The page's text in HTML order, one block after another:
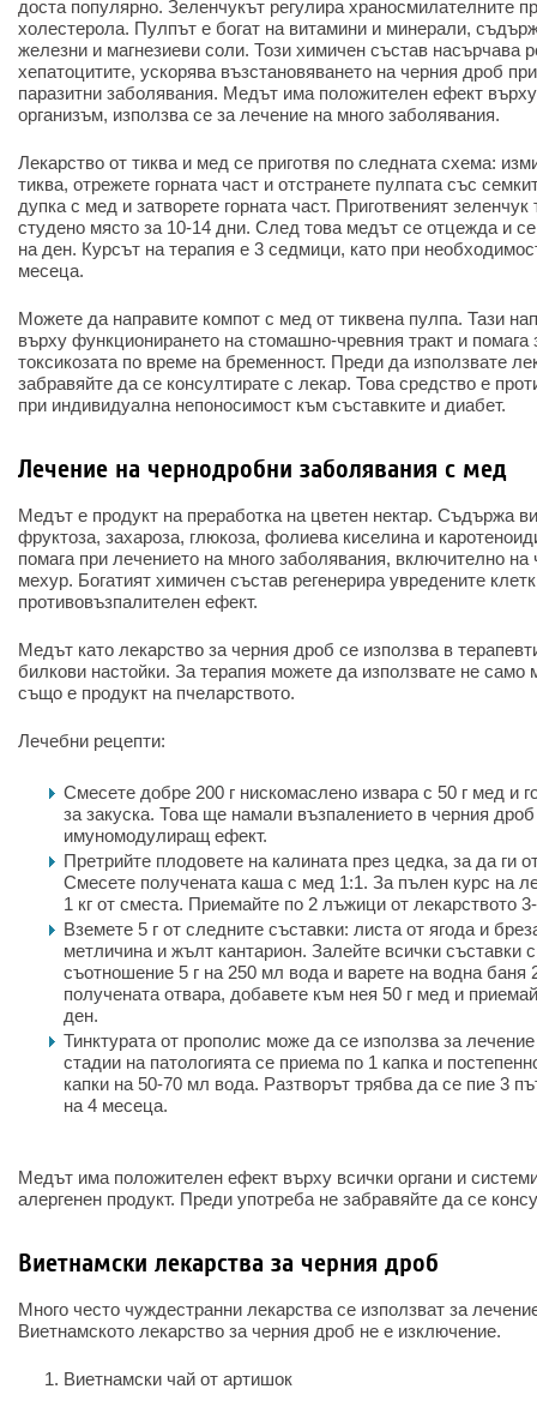
доста популярно. Зеленчукът регулира храносмилателните
холестерола. Пулпът е богат на витамини и минерали,
железни и магнезиеви соли. Този химичен състав насърчава
хепатоцитите, ускорява възстановяването на черния дроб
паразитни заболявания. Медът има положителен ефект
организъм, използва се за лечение на много заболявания.
Лекарство от тиква и мед се приготвя по следната схема:
тиква, отрежете горната част и отстранете пулпата със
дупка с мед и затворете горната част. Приготвеният
студено място за 10-14 дни. След това медът се отцежда и
на ден. Курсът на терапия е 3 седмици, като при
месеца.
Можете да направите компот с мед от тиквена пулпа. Тази
върху функционирането на стомашно-чревния тракт и помага
токсикозата по време на бременност. Преди да използвате
забравяйте да се консултирате с лекар. Това средство е
при индивидуална непоносимост към съставките и диабет.
Лечение на чернодробни заболявания с мед
Медът е продукт на преработка на цветен нектар. Съдържа
фруктоза, захароза, глюкоза, фолиева киселина и
помага при лечението на много заболявания, включително
мехур. Богатият химичен състав регенерира увредените
противовъзпалителен ефект.
Медът като лекарство за черния дроб се използва в
билкови настойки. За терапия можете да използвате не само
също е продукт на пчеларството.
Лечебни рецепти:
Смесете добре 200 г нискомаслено извара с 50 г мед и
за закуска. Това ще намали възпалението в черния
имуномодулиращ ефект.
Претрийте плодовете на калината през цедка, за да ги
Смесете получената каша с мед 1:1. За пълен курс на
1 кг от сместа. Приемайте по 2 лъжици от лекарството
Вземете 5 г от следните съставки: листа от ягода и
метличина и жълт кантарион. Залейте всички съставки
съотношение 5 г на 250 мл вода и варете на водна баня
получената отвара, добавете към нея 50 г мед и
ден.
Тинктурата от прополис може да се използва за
стадии на патологията се приема по 1 капка и
капки на 50-70 мл вода. Разтворът трябва да се пие 3
на 4 месеца.
Медът има положителен ефект върху всички органи и
алергенен продукт. Преди употреба не забравяйте да се
Виетнамски лекарства за черния дроб
Много често чуждестранни лекарства се използват за
Виетнамското лекарство за черния дроб не е изключение.
Виетнамски чай от артишок